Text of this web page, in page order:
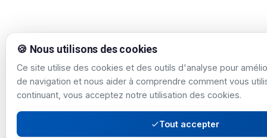
🍪 Nous utilisons des cookies
Ce site utilise des cookies et des outils d'analyse pour
de navigation et nous aider à comprendre comment vous
continuant, vous acceptez notre utilisation des cookies.
Tout accepter